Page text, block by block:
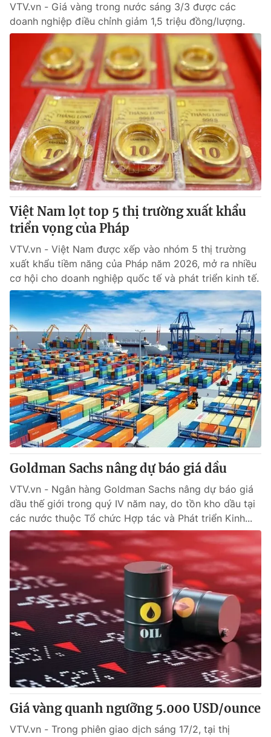
VTV.vn - Giá vàng trong nước sáng 3/3 được các
doanh nghiệp điều chỉnh giảm 1,5 triệu đồng/lượng.
Việt Nam lọt top 5 thị trường xuất khẩu
triển vọng của Pháp
VTV.vn - Việt Nam được xếp vào nhóm 5 thị trường
xuất khẩu tiềm năng của Pháp năm 2026, mở ra nhiều
cơ hội cho doanh nghiệp quốc tế và phát triển kinh tế.
Goldman Sachs nâng dự báo giá dầu
VTV.vn - Ngân hàng Goldman Sachs nâng dự báo giá
dầu thế giới trong quý IV năm nay, do tồn kho dầu tại
các nước thuộc Tổ chức Hợp tác và Phát triển Kinh...
Giá vàng quanh ngưỡng 5.000 USD/ounce
VTV.vn - Trong phiên giao dịch sáng 17/2, tại thị